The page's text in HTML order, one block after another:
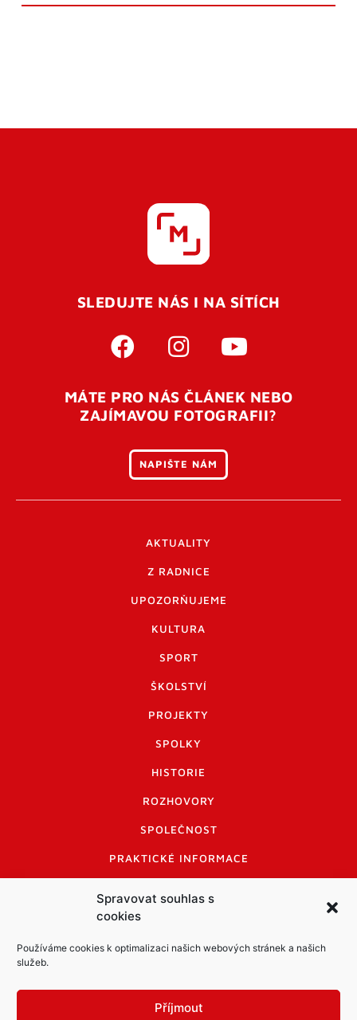
Spravovat souhlas s
cookies
Používáme cookies k optimalizaci našich webových stránek a našich
služeb.
Příjmout
SLEDUJTE NÁS I NA SÍTÍCH
MÁTE PRO NÁS ČLÁNEK NEBO
ZAJÍMAVOU FOTOGRAFII?
NAPIŠTE NÁM
AKTUALITY
Z RADNICE
UPOZORŇUJEME
KULTURA
SPORT
ŠKOLSTVÍ
PROJEKTY
SPOLKY
HISTORIE
ROZHOVORY
SPOLEČNOST
PRAKTICKÉ INFORMACE
INFORMACE A KODEX DISKUTUJÍCÍCH
LOGO A LOGO MANUÁL